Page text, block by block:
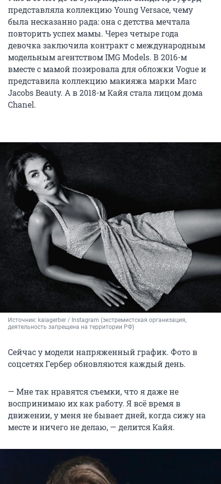
представляла коллекцию Young Versace, чему
была несказанно рада: она с детства мечтала
повторить успех мамы. Через четыре года
девочка заключила контракт с международным
модельным агентством IMG Models. В 2016-м
вместе с мамой позировала для обложки Vogue и
представила коллекцию макияжа марки Marc
Jacobs Beauty. А в 2018-м Кайя стала лицом дома
Chanel.
Источник: kaiagerber / Instagram (экстремистская организация,
деятельность запрещена на территории РФ)
Сейчас у модели напряженный график. Фото в
соцсетях Гербер обновляются каждый день.
— Мне так нравятся съемки, что я даже не
воспринимаю их как работу. Я всё время в
движении, у меня не бывает дней, когда сижу на
месте и ничего не делаю, — делится Кайя.